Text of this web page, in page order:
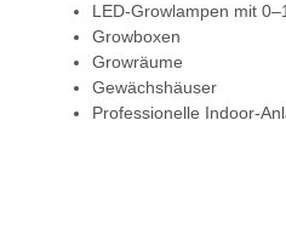
LED-Growlampen mit
Growboxen
Growräume
Gewächshäuser
Professionelle Indoor-